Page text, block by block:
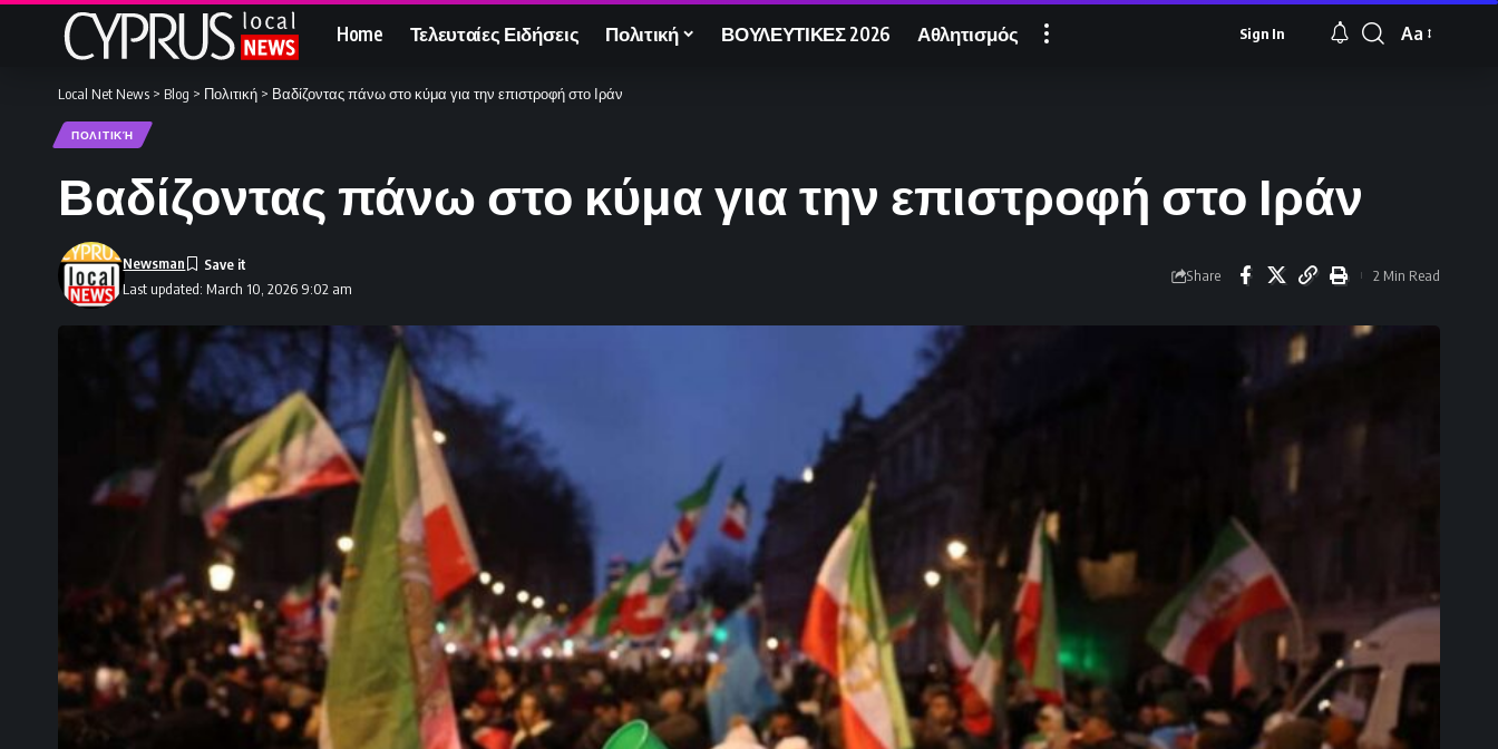
Home Τελευταίες Ειδήσεις Πολιτική ΒΟΥΛΕΥΤΙΚΕΣ 2026 Αθλητισμός Sign In
Font
Aa
Local Net News > Blog > Πολιτική > Βαδίζοντας πάνω στο κύμα για την επιστροφή στο Ιράν
ΠΟΛΙΤΙΚΉ
Βαδίζοντας πάνω στο κύμα για την επιστροφή στο Ιράν
Last updated: March 10, 2026 9:02 am
Newsman
Share 2 Min Read